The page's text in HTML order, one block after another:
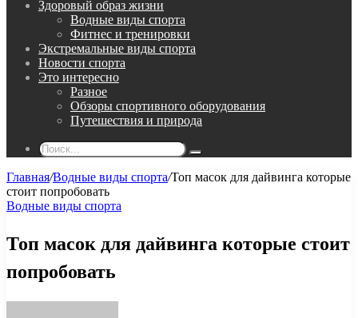
Здоровый образ жизни
Водные виды спорта
Фитнес и тренировки
Экстремальные виды спорта
Новости спорта
Это интересно
Разное
Обзоры спортивного оборудования
Путешествия и природа
Поиск...
Главная/Водные виды спорта/Топ масок для дайвинга которые
стоит попробовать
Водные виды спорта
Топ масок для дайвинга которые стоит
попробовать